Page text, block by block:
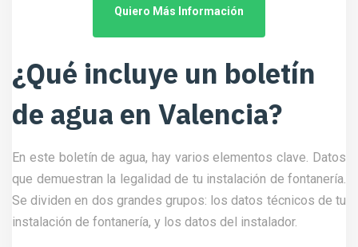
Quiero Más Información
¿Qué incluye un boletín
de agua en Valencia?
En este boletín de agua, hay varios elementos clave. Datos
que demuestran la legalidad de tu instalación de fontanería.
Se dividen en dos grandes grupos: los datos técnicos de tu
instalación de fontanería, y los datos del instalador.